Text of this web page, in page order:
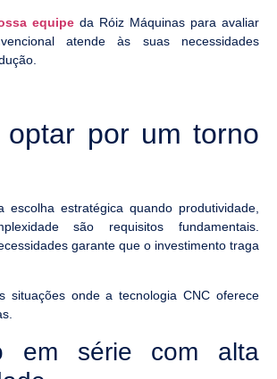
equipe da Róiz Máquinas para avaliar
atende às suas necessidades
optar por um torno
escolha estratégica quando produtividade,
são requisitos fundamentais.
garante que o investimento traga
situações onde a tecnologia CNC oferece
em série com alta